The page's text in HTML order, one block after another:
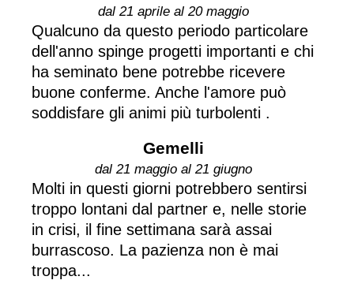
dal 21 aprile al 20 maggio
Qualcuno da questo periodo particolare
dell'anno spinge progetti importanti e chi
ha seminato bene potrebbe ricevere
buone conferme. Anche l'amore può
soddisfare gli animi più turbolenti .
Gemelli
dal 21 maggio al 21 giugno
Molti in questi giorni potrebbero sentirsi
troppo lontani dal partner e, nelle storie
in crisi, il fine settimana sarà assai
burrascoso. La pazienza non è mai
troppa...